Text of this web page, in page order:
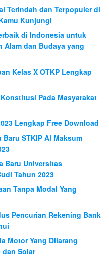
Terindah dan Terpopuler di
Kunjungi
di Indonesia untuk
Alam dan Budaya yang
Kelas X OTKP Lengkap
Pada Masyarakat
Lengkap Free Download
STKIP Al Maksum
Baru Universitas
Tahun 2023
Tanpa Modal Yang
Pencurian Rekening Bank
Motor Yang Dilarang
dan Solar